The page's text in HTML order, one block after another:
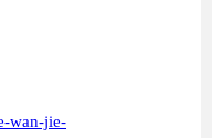
wan-jie-